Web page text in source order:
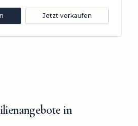
Jetzt verkaufen
in